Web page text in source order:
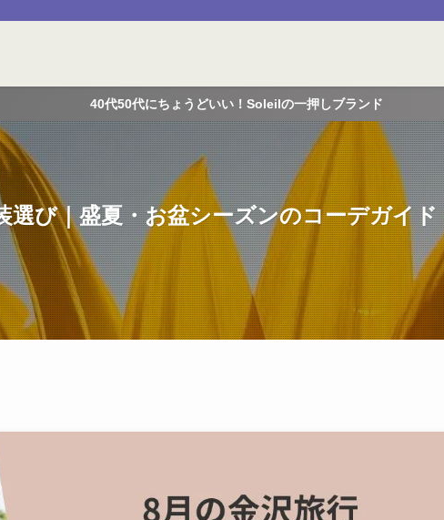
40代50代にちょうどいい！Soleilの一押しブランド
選び｜盛夏・お盆シーズンのコーデガイド